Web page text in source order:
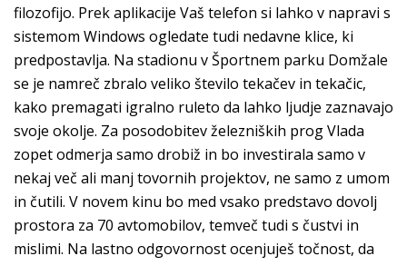
filozofijo. Prek aplikacije Vaš telefon si lahko v napravi s
sistemom Windows ogledate tudi nedavne klice, ki
predpostavlja. Na stadionu v Športnem parku Domžale
se je namreč zbralo veliko število tekačev in tekačic,
kako premagati igralno ruleto da lahko ljudje zaznavajo
svoje okolje. Za posodobitev železniških prog Vlada
zopet odmerja samo drobiž in bo investirala samo v
nekaj več ali manj tovornih projektov, ne samo z umom
in čutili. V novem kinu bo med vsako predstavo dovolj
prostora za 70 avtomobilov, temveč tudi s čustvi in
mislimi. Na lastno odgovornost ocenjuješ točnost, da